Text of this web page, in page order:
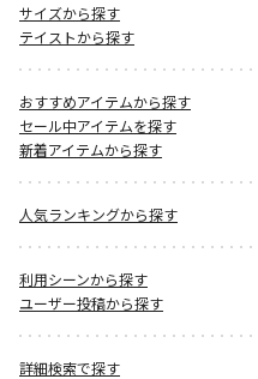
サイズから探す
テイストから探す
おすすめアイテムから探す
セール中アイテムを探す
新着アイテムから探す
人気ランキングから探す
利用シーンから探す
ユーザー投稿から探す
詳細検索で探す